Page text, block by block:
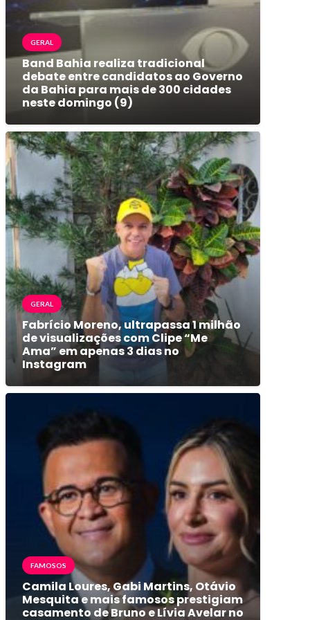
GERAL
Band Bahia realiza tradicional
debate entre candidatos ao Governo
da Bahia para mais de 300 cidades
neste domingo (9)
GERAL
Fabrício Moreno, ultrapassa 1 milhão
de visualizações com Clipe “Me
Ama” em apenas 3 dias no
Instagram
FAMOSOS
Camila Loures, Gabi Martins, Otávio
Mesquita e mais famosos prestigiam
casamento de Bruno e Lívia Avelar no